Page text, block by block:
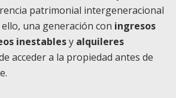
patrimonial intergeneracional
ello, una generación con ingresos
inestablesy alquileres
acceder a la propiedad antes de